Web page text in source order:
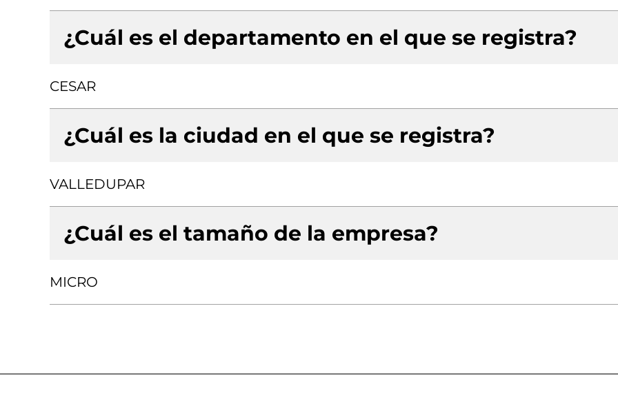
¿Cuál es el departamento en el que se registra?
CESAR
¿Cuál es la ciudad en el que se registra?
VALLEDUPAR
¿Cuál es el tamaño de la empresa?
MICRO